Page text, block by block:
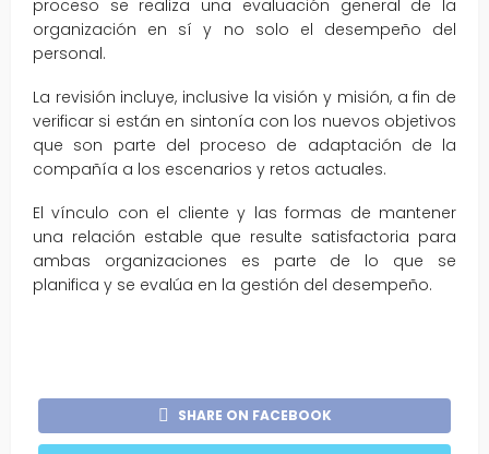
proceso se realiza una evaluación general de la
organización en sí y no solo el desempeño del
personal.
La revisión incluye, inclusive la visión y misión, a fin de
verificar si están en sintonía con los nuevos objetivos
que son parte del proceso de adaptación de la
compañía a los escenarios y retos actuales.
El vínculo con el cliente y las formas de mantener
una relación estable que resulte satisfactoria para
ambas organizaciones es parte de lo que se
planifica y se evalúa en la gestión del desempeño.
SHARE ON FACEBOOK